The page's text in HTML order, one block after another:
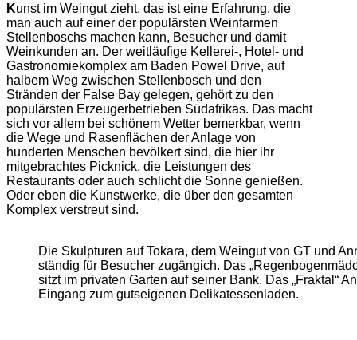
Kunst im Weingut zieht, das ist eine Erfahrung, die
man auch auf einer der populärsten Weinfarmen
Stellenboschs machen kann, Besucher und damit
Weinkunden an. Der weitläufige Kellerei-, Hotel- und
Gastronomiekomplex am Baden Powel Drive, auf
halbem Weg zwischen Stellenbosch und den
Stränden der False Bay gelegen, gehört zu den
populärsten Erzeugerbetrieben Südafrikas. Das macht
sich vor allem bei schönem Wetter bemerkbar, wenn
die Wege und Rasenflächen der Anlage von
hunderten Menschen bevölkert sind, die hier ihr
mitgebrachtes Picknick, die Leistungen des
Restaurants oder auch schlicht die Sonne genießen.
Oder eben die Kunstwerke, die über den gesamten
Komplex verstreut sind.
Die Skulpturen auf Tokara, dem Weingut von GT und
ständig für Besucher zugängich. Das
sitzt im privaten Garten auf seiner Bank. Das „Fraktal“
Eingang zum gutseigenen Delikatessenladen.